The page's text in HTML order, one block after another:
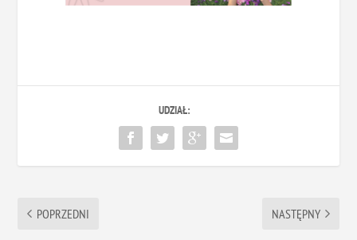
UDZIAŁ:
POPRZEDNI NASTĘPNY